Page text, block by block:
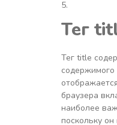
Тег
Тег title
браузера
наиболее
поскольку